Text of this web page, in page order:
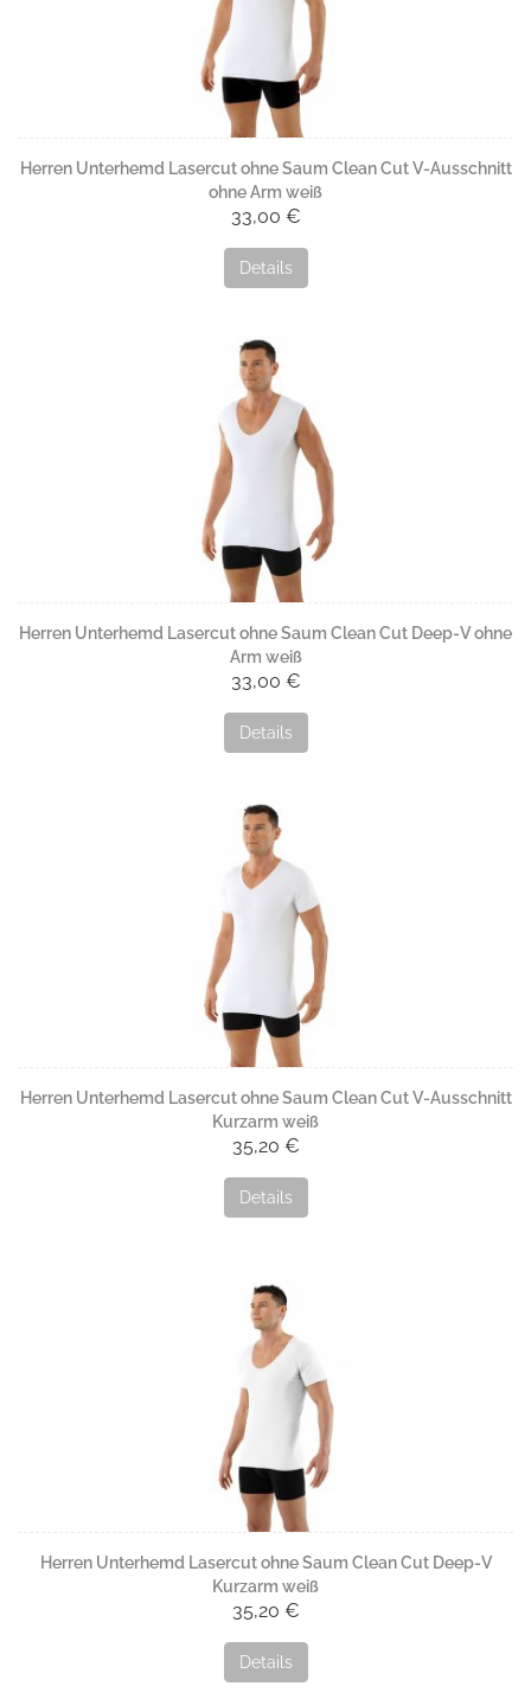
Herren Unterhemd Lasercut ohne Saum Clean Cut V-Ausschnitt
ohne Arm weiß
33,00 €
Details
Herren Unterhemd Lasercut ohne Saum Clean Cut Deep-V ohne
Arm weiß
33,00 €
Details
Herren Unterhemd Lasercut ohne Saum Clean Cut V-Ausschnitt
Kurzarm weiß
35,20 €
Details
Herren Unterhemd Lasercut ohne Saum Clean Cut Deep-V
Kurzarm weiß
35,20 €
Details